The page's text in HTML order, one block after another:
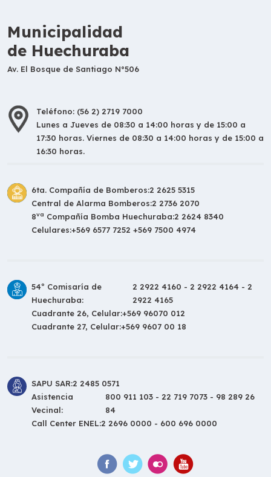
Municipalidad
de Huechuraba
Av. El Bosque de Santiago N°506
Teléfono: (56 2) 2719 7000
Lunes a Jueves de 08:30 a 14:00 horas y de 15:00 a
17:30 horas. Viernes de 08:30 a 14:00 horas y de 15:00 a
16:30 horas.
6ta. Compañía de Bomberos:2 2625 5315
Central de Alarma Bomberos:2 2736 2070
8va Compañía Bomba Huechuraba:2 2624 8340
Celulares:+569 6577 7252 +569 7500 4974
54º Comisaría de
Huechuraba:
2 2922 4160 - 2 2922 4164 - 2
2922 4165
Cuadrante 26, Celular:+569 96070 012
Cuadrante 27, Celular:+569 9607 00 18
SAPU SAR:2 2485 0571
Asistencia
Vecinal:
800 911 103 - 22 719 7073 - 98 289 26
84
Call Center ENEL:2 2696 0000 - 600 696 0000